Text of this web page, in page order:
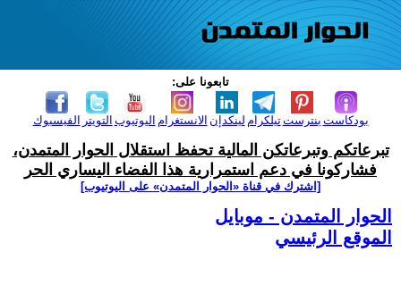
تابعونا على:
الفيسبوك التويتر اليوتيوب الانستغرام لينكدإن تيلكرامبنترست بودكاست
تبرعاتكم وتبرعاتكن المالية تحفظ استقلال الحوار المتمدن،
فشاركونا في دعم استمرارية هذا الفضاء اليساري الحر
[اشترك في قناة ‫«الحوار المتمدن» على اليوتيوب]
الحوار المتمدن - موبايل
الموقع الرئيسي